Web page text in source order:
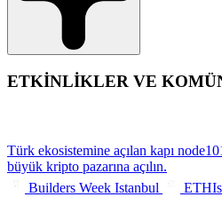
ETKİNLİKLER VE
Türk ekosistemine açılan kapı
büyük kripto pazarına açılın.
Builders Week Istanbul